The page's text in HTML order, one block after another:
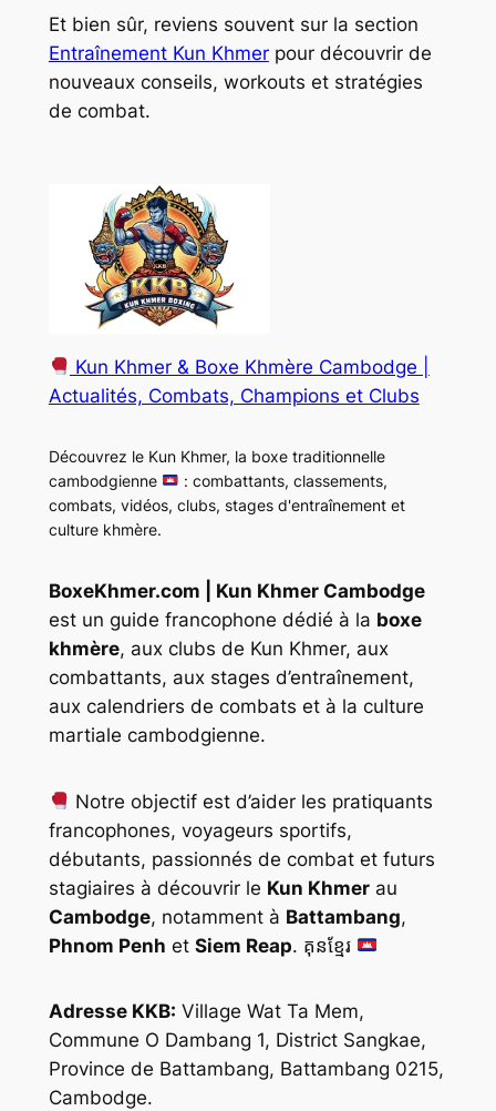
Et bien sûr, reviens souvent sur la section
Entraînement Kun Khmerpour découvrir de
nouveaux conseils, workouts et stratégies
de combat.
Kun Khmer & Boxe Khmère Cambodge |
Actualités, Combats, Champions et Clubs
Découvrez le Kun Khmer, la boxe traditionnelle
cambodgienne
: combattants, classements,
combats, vidéos, clubs, stages d'entraînement et
culture khmère.
BoxeKhmer.com | Kun Khmer Cambodge
est un guide francophone dédié à la boxe
khmère, aux clubs de Kun Khmer, aux
combattants, aux stages d’entraînement,
aux calendriers de combats et à la culture
martiale cambodgienne.
Notre objectif est d’aider les pratiquants
francophones, voyageurs sportifs,
débutants, passionnés de combat et futurs
stagiaires à découvrir le Kun Khmerau
Cambodge, notamment à Battambang,
Phnom Penh et Siem Reap. គុនខ្មែរ
Adresse KKB: Village Wat Ta Mem,
Commune O Dambang 1, District Sangkae,
Province de Battambang, Battambang 0215,
Cambodge.